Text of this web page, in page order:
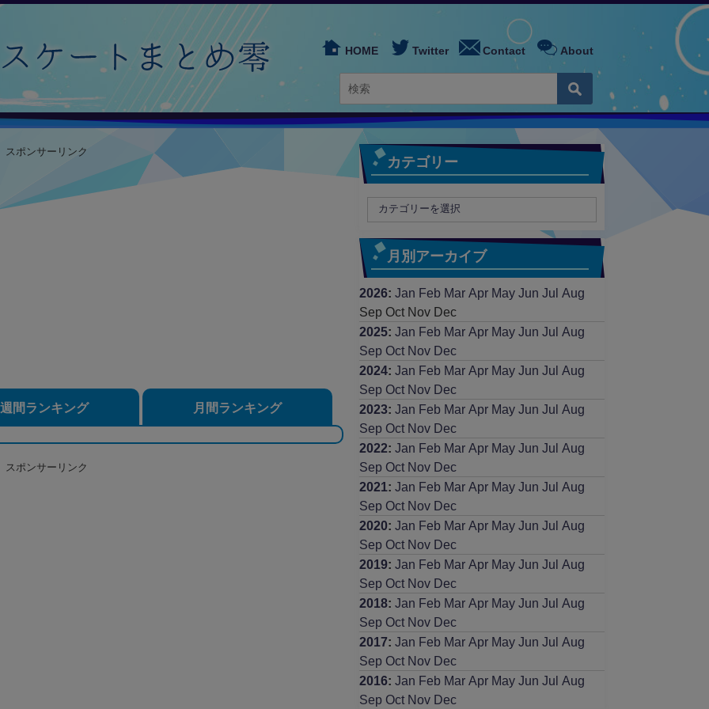
HOME Twitter Contact About
スポンサーリンク
週間ランキング 月間ランキング
スポンサーリンク
カテゴリー
月別アーカイブ
2026: Jan Feb Mar Apr May Jun Jul
Aug
Sep Oct Nov Dec
2025: Jan Feb Mar Apr May Jun Jul
Aug
Sep Oct Nov Dec
2024: Jan Feb Mar Apr May Jun Jul
Aug
Sep Oct Nov Dec
2023: Jan Feb Mar Apr May Jun Jul
Aug
Sep Oct Nov Dec
2022: Jan Feb Mar Apr May Jun Jul
Aug
Sep Oct Nov Dec
2021 : Jan Feb Mar Apr May Jun Jul
Aug
Sep Oct Nov Dec
2020: Jan Feb Mar Apr May Jun Jul
Aug
Sep Oct Nov Dec
2019: Jan Feb Mar Apr May Jun Jul
Aug
Sep Oct Nov Dec
2018: Jan Feb Mar Apr May Jun Jul
Aug
Sep Oct Nov Dec
2017: Jan Feb Mar Apr May Jun Jul
Aug
Sep Oct Nov Dec
2016: Jan Feb Mar Apr May Jun Jul
Aug
Sep Oct Nov Dec